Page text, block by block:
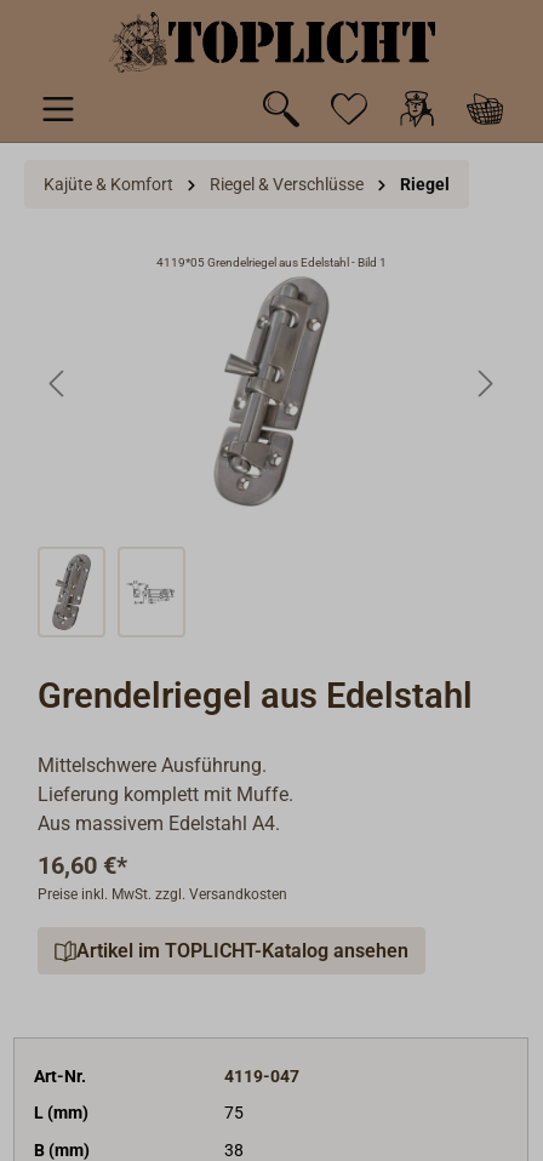
springen
Kajüte & Komfort Riegel & Verschlüsse Riegel
4119*05 Grendelriegel aus Edelstahl - Bild 1
Grendelriegel aus Edelstahl
Mittelschwere Ausführung.
Lieferung komplett mit Muffe.
Aus massivem Edelstahl A4.
16,60 €*
Preise inkl. MwSt. zzgl. Versandkosten
Artikel im TOPLICHT-Katalog ansehen
Art-Nr.
4119-047
L (mm)
75
B (mm)
38